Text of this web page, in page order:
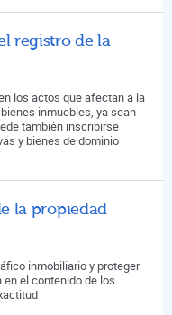
registro de la
los actos que afectan a la
inmuebles, ya sean
también inscribirse
y bienes de dominio
la propiedad
inmobiliario y proteger
el contenido de los